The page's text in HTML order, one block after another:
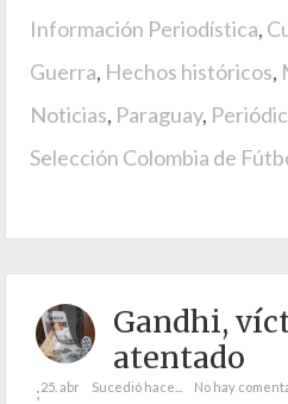
Información Periodística,
Guerra, Hechos históricos,
Noticias, Paraguay,
Selección Colombia de
Gandhi,
atentado
;25. abr Sucedió hace... No hay